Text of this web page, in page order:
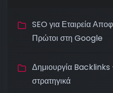
SEO για Εταιρεία
Πρώτοι στη Google
Δημιουργία Backlinks
στρατηγικά